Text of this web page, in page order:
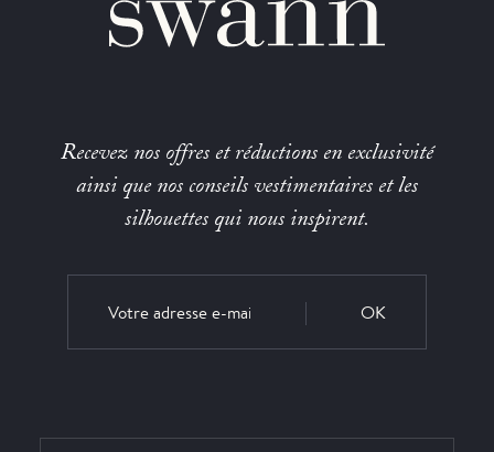
Recevez nos offres et réductions en exclusivité
ainsi que nos conseils vestimentaires et les
silhouettes qui nous inspirent.
OK